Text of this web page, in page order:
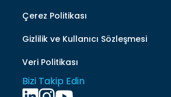
Çerez Politikası
Gizlilik ve Kullanıcı Sözleşmesi
Veri Politikası
Bizi Takip Edin